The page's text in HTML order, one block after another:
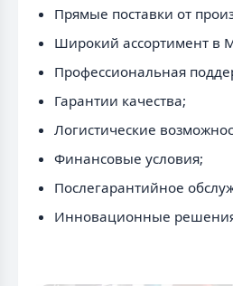
Прямые поставки от
Широкий ассортимент в
Профессиональная
Гарантии качества;
Логистические
Финансовые условия;
Послегарантийное
Инновационные